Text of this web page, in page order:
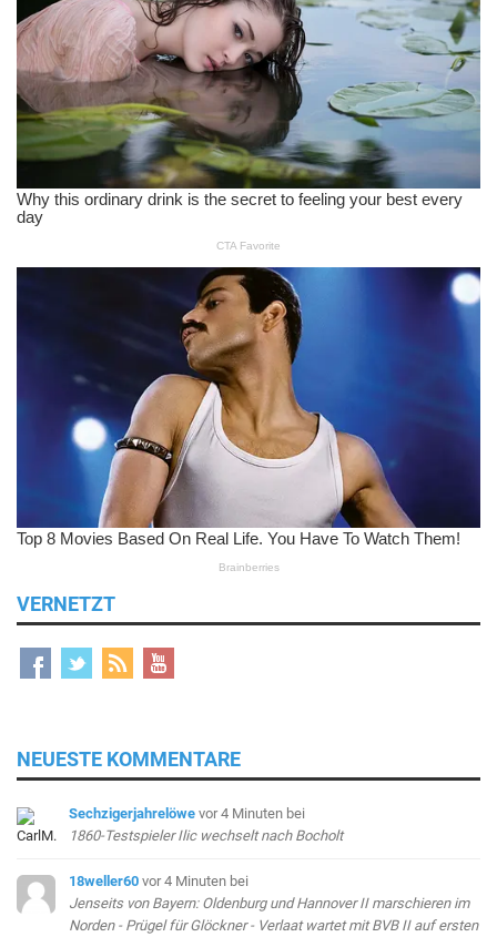
VERNETZT
NEUESTE KOMMENTARE
Sechzigerjahrelöwe vor 4 Minuten bei
1860-Testspieler Ilic wechselt nach Bocholt
18weller60 vor 4 Minuten bei
Jenseits von Bayern: Oldenburg und Hannover II marschieren im
Norden - Prügel für Glöckner - Verlaat wartet mit BVB II auf ersten